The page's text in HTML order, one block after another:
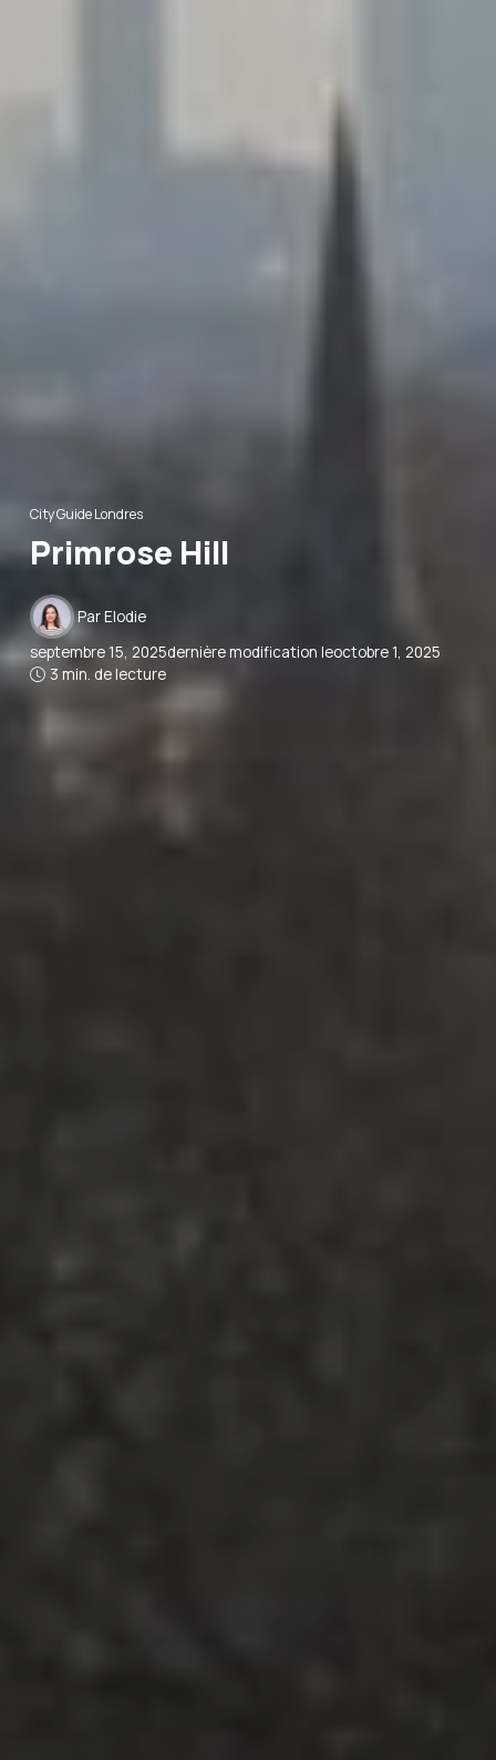
City Guide Londres
Primrose Hill
ParElodie
septembre 15, 2025dernière modification leoctobre 1, 2025
3 min. de lecture